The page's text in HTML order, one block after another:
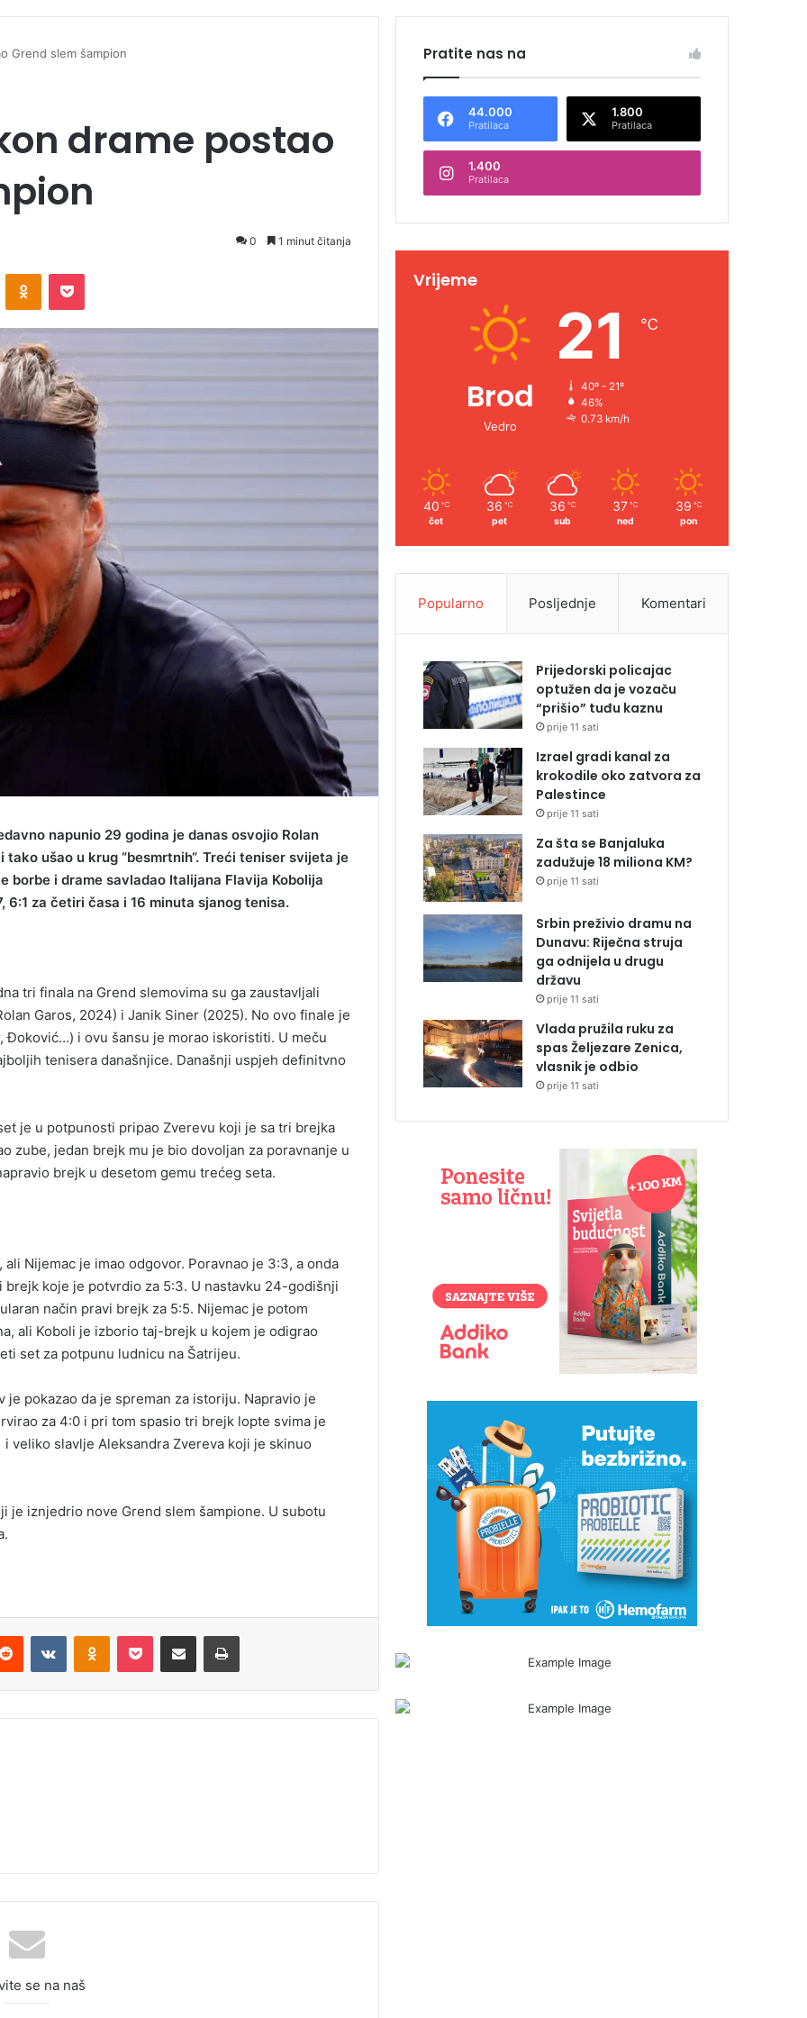
Grend slem šampion
drame postao
0 1 minut čitanja
napunio 29 godina je danas osvojio Rolan
ušao u krug “besmrtnih“. Treći teniser svijeta je
borbe i drame savladao Italijana Flavija Kobolija
6:1 za četiri časa i 16 minuta sjanog tenisa.
tri finala na Grend slemovima su ga zaustavljali
Garos, 2024) i Janik Siner (2025). No ovo finale je
i ovu šansu je morao iskoristiti. U meču
tenisera današnjice. Današnji uspjeh definitvno
je u potpunosti pripao Zverevu koji je sa tri brejka
zube, jedan brejk mu je bio dovoljan za poravnanje u
brejk u desetom gemu trećeg seta.
Nijemac je imao odgovor. Poravnao je 3:3, a onda
koje je potvrdio za 5:3. U nastavku 24-godišnji
način pravi brejk za 5:5. Nijemac je potom
ali Koboli je izborio taj-brejk u kojem je odigrao
set za potpunu ludnicu na Šatrijeu.
pokazao da je spreman za istoriju. Napravio je
za 4:0 i pri tom spasio tri brejk lopte svima je
i veliko slavlje Aleksandra Zvereva koji je skinuo
je iznjedrio nove Grend slem šampione. U subotu
se na naš
Pratite nas na
44.000
Pratilaca
1.800
Pratilaca
1.400
Pratilaca
Vrijeme
Brod
Vedro
21 ℃
40º - 21º
46%
0.73 km/h
40 ℃
čet
36 ℃
pet
36 ℃
sub
37 ℃
ned
39 ℃
pon
Popularno Posljednje Komentari
Prijedorski policajac
optužen da je vozaču
“prišio” tuđu kaznu
prije 11 sati
Izrael gradi kanal za
krokodile oko zatvora za
Palestince
prije 11 sati
Za šta se Banjaluka
zadužuje 18 miliona KM?
prije 11 sati
Srbin preživio dramu na
Dunavu: Riječna struja
ga odnijela u drugu
državu
prije 11 sati
Vlada pružila ruku za
spas Željezare Zenica,
vlasnik je odbio
prije 11 sati